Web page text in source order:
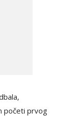
početi prvog